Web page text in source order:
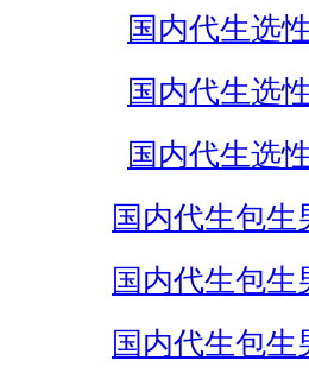
国内代生选
国内代生选
国内代生选
国内代生包生
国内代生包生
国内代生包生